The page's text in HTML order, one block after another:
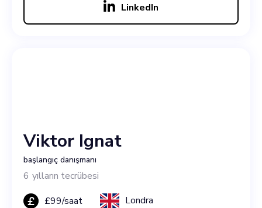
LinkedIn
Viktor Ignat
başlangıç danışmanı
6 yılların tecrübesi
£99/saat Londra